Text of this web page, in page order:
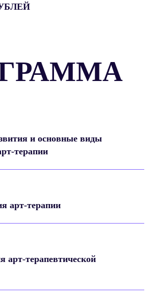
и основные виды
терапии
арт-терапии
арт-терапевтической